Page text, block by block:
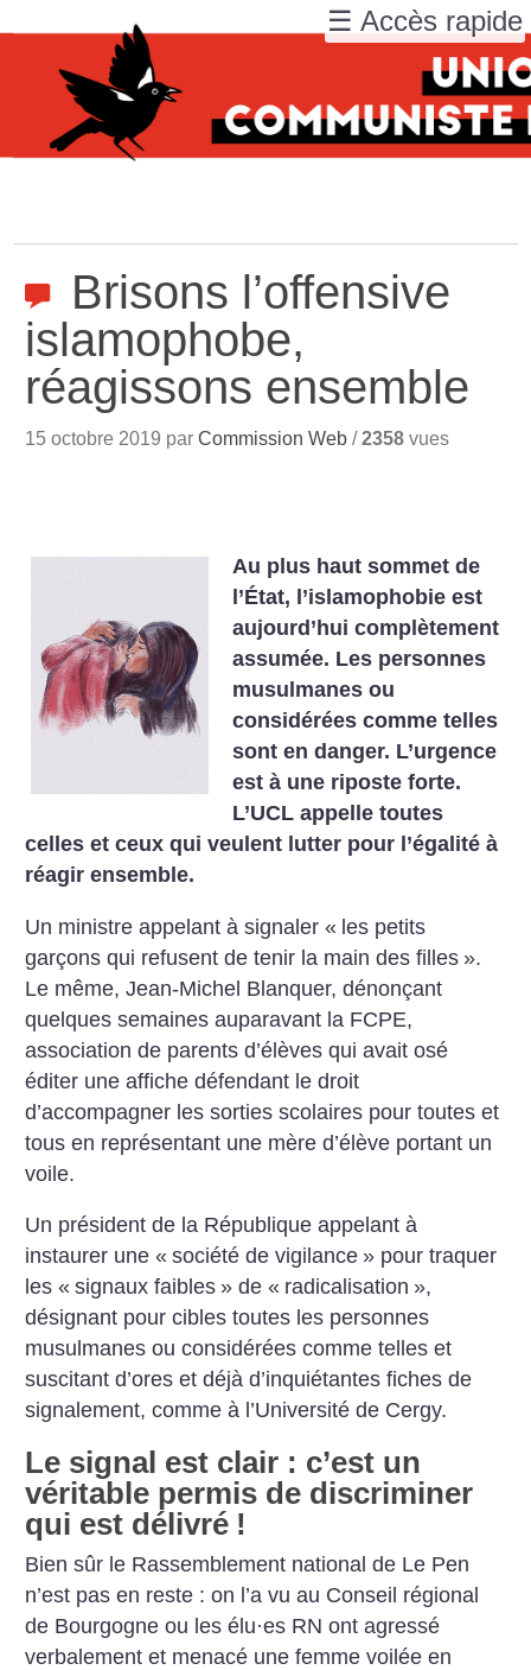
Brisons l’offensive
islamophobe,
réagissons ensemble
15 octobre 2019 parCommission Web /2358 vues
Au plus haut sommet de
l’État, l’islamophobie est
aujourd’hui complètement
assumée. Les personnes
musulmanes ou
considérées comme telles
sont en danger. L’urgence
est à une riposte forte.
L’UCL appelle toutes
celles et ceux qui veulent lutter pour l’égalité à
réagir ensemble.
Un ministre appelant à signaler « les petits
garçons qui refusent de tenir la main des filles ».
Le même, Jean-Michel Blanquer, dénonçant
quelques semaines auparavant la FCPE,
association de parents d’élèves qui avait osé
éditer une affiche défendant le droit
d’accompagner les sorties scolaires pour toutes et
tous en représentant une mère d’élève portant un
voile.
Un président de la République appelant à
instaurer une « société de vigilance » pour traquer
les « signaux faibles » de « radicalisation »,
désignant pour cibles toutes les personnes
musulmanes ou considérées comme telles et
suscitant d’ores et déjà d’inquiétantes fiches de
signalement, comme à l’Université de Cergy.
Le signal est clair : c’est un
véritable permis de discriminer
qui est délivré !
Bien sûr le Rassemblement national de Le Pen
n’est pas en reste : on l’a vu au Conseil régional
de Bourgogne ou les élu·es RN ont agressé
verbalement et menacé une femme voilée en
☰ Accès rapide